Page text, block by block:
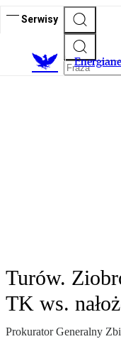
Serwisy
E
Turów.
TK ws.
Prokurator Generalny